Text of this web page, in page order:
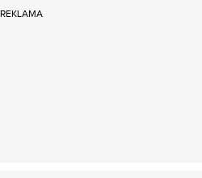
REKLAMA